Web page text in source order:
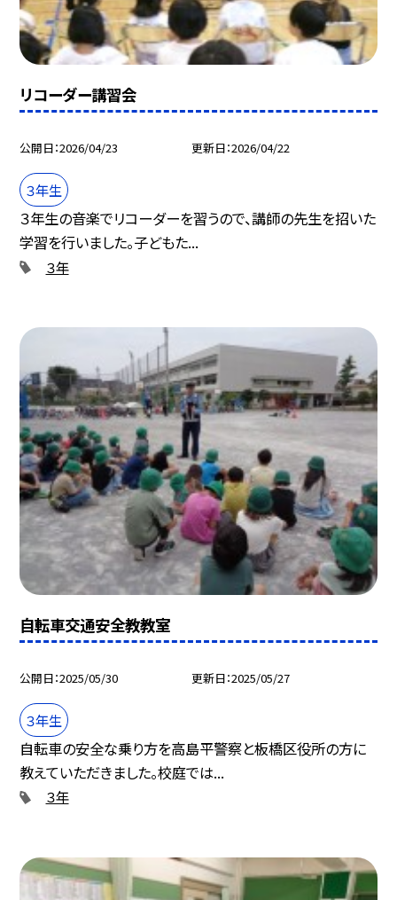
リコーダー講習会
公開日 2026/04/23 更新日 2026/04/22
３年生
３年生の音楽でリコーダーを習うので、講師の先生を招いた
学習を行いました。子どもた...
３年
自転車交通安全教教室
公開日 2025/05/30 更新日 2025/05/27
３年生
自転車の安全な乗り方を高島平警察と板橋区役所の方に
教えていただきました。校庭では...
３年